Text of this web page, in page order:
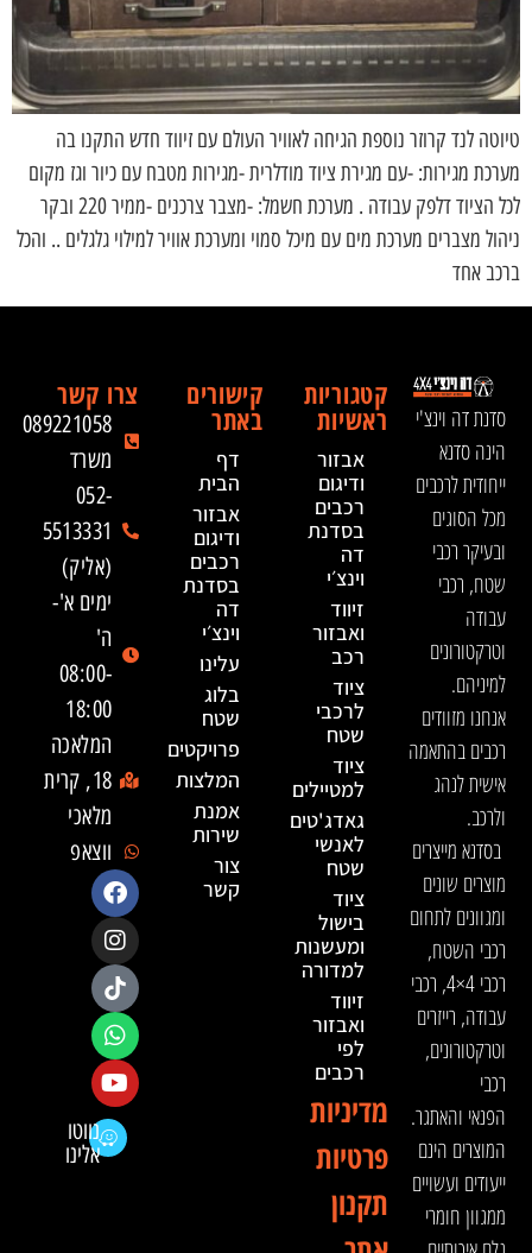
טיוטה לנד קרוזר נוספת הגיחה לאוויר העולם עם זיווד חדש התקנו בה
מערכת מגירות: -עם מגירת ציוד מודלרית -מגירות מטבח עם כיור וגז מקום
לכל הציוד דלפק עבודה . מערכת חשמל: -מצבר צרכנים -ממיר 220 ובקר
ניהול מצברים מערכת מים עם מיכל סמוי ומערכת אוויר למילוי גלגלים .. והכל
ברכב אחד
סדנת דה וינצ'י
הינה סדנא
ייחודית לרכבים
מכל הסוגים
ובעיקר רכבי
שטח, רכבי
עבודה
וטרקטורונים
למיניהם.
אנחנו מזוודים
רכבים בהתאמה
אישית לנהג
ולרכב.
בסדנא מייצרים
מוצרים שונים
ומגוונים לתחום
רכבי השטח,
רכבי 4×4, רכבי
עבודה, רייזרים
וטרקטורונים,
רכבי
הפנאי והאתגר.
המוצרים הינם
ייעודים ועשויים
ממגוון חומרי
קטגוריות
ראשיות
אבזור
ודיגום
רכבים
בסדנת
דה
וינצ׳י
זיווד
ואבזור
רכב
ציוד
לרכבי
שטח
ציוד
למטיילים
גאדג'טים
לאנשי
שטח
ציוד
בישול
ומעשנות
למדורה
זיווד
ואבזור
לפי
רכבים
מדיניות
פרטיות
תקנון
קישורים
באתר
דף
הבית
אבזור
ודיגום
רכבים
בסדנת
דה
וינצ׳י
עלינו
בלוג
שטח
פרויקטים
המלצות
אמנת
שירות
צור
קשר
צרו קשר
089221058
משרד
052-
5513331
(אליק)
ימים א'-
ה'
08:00-
18:00
המלאכה
18, קרית
מלאכי
ווצאפ
נווטו
אלינו